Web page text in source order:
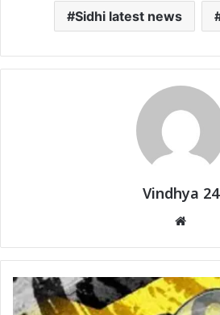
Sidhi latest news
Vindhya 24